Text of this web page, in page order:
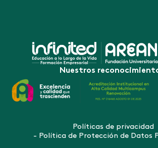
Nuestros
Políticas de privacidad
- Política de Protección de Datos